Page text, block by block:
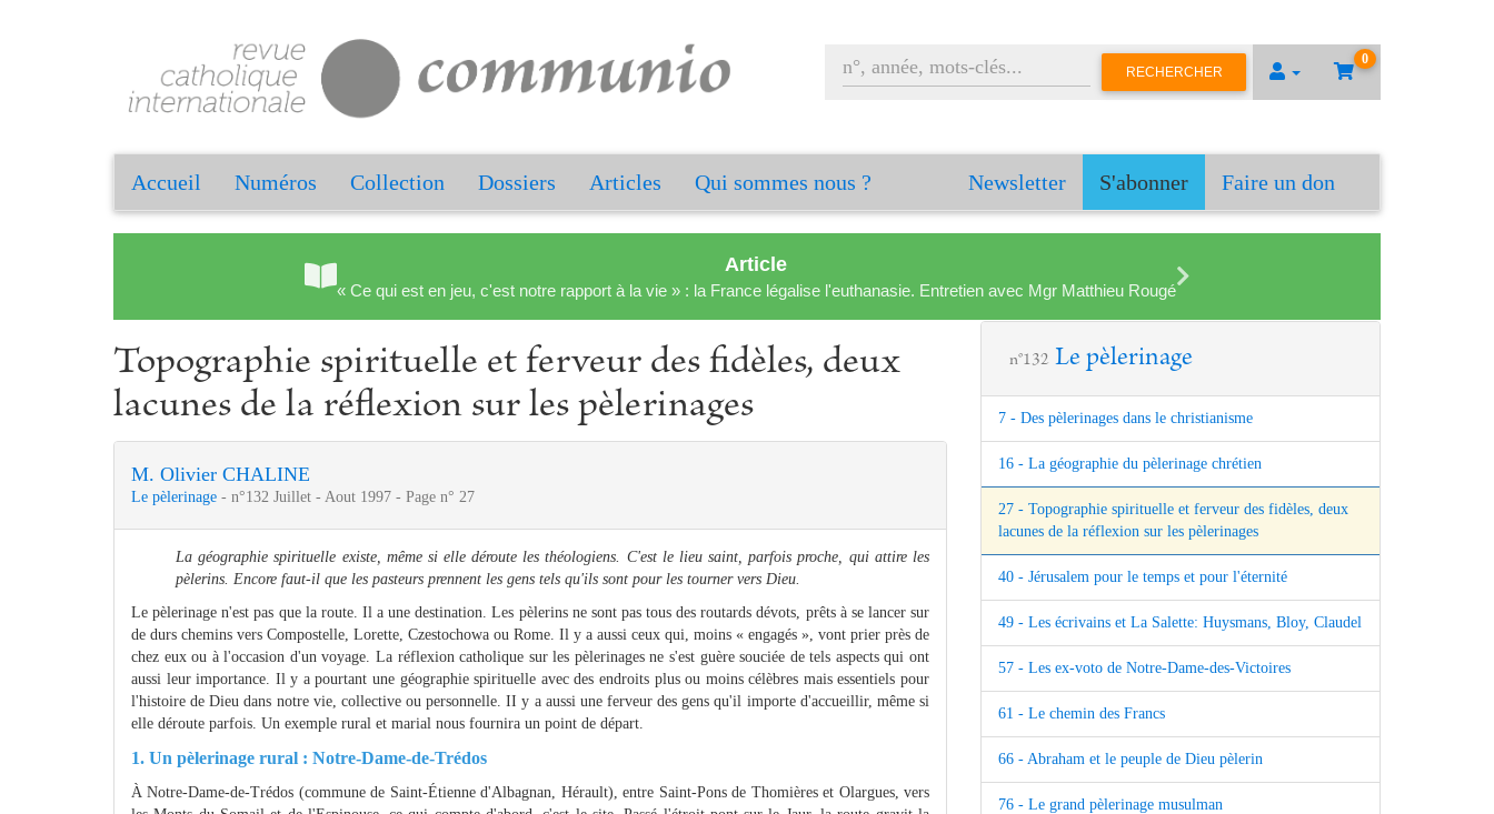
0
RECHERCHER
Accueil Numéros Collection Dossiers Articles Qui sommes nous ? Newsletter S'abonner Faire un don
Article
« Ce qui est en jeu, c'est notre rapport à la vie » : la France légalise l'euthanasie. Entretien avec Mgr Matthieu Rougé
Topographie spirituelle et ferveur des fidèles, deux
lacunes de la réflexion sur les pèlerinages
M. Olivier CHALINE
Le pèlerinage - n°132 Juillet - Aout 1997 - Page n° 27
La géographie spirituelle existe, même si elle déroute les théologiens. C'est le lieu saint, parfois proche, qui attire les
pèlerins. Encore faut-il que les pasteurs prennent les gens tels qu'ils sont pour les tourner vers Dieu.
Le pèlerinage n'est pas que la route. Il a une destination. Les pèlerins ne sont pas tous des routards dévots, prêts à se lancer sur
de durs chemins vers Compostelle, Lorette, Czestochowa ou Rome. Il y a aussi ceux qui, moins « engagés », vont prier près de
chez eux ou à l'occasion d'un voyage. La réflexion catholique sur les pèlerinages ne s'est guère souciée de tels aspects qui ont
aussi leur importance. Il y a pourtant une géographie spirituelle avec des endroits plus ou moins célèbres mais essentiels pour
l'histoire de Dieu dans notre vie, collective ou personnelle. II y a aussi une ferveur des gens qu'il importe d'accueillir, même si
elle déroute parfois. Un exemple rural et marial nous fournira un point de départ.
1. Un pèlerinage rural : Notre-Dame-de-Trédos
À Notre-Dame-de-Trédos (commune de Saint-Étienne d'Albagnan, Hérault), entre Saint-Pons de Thomières et Olargues, vers
n°132 Le pèlerinage
7 - Des pèlerinages dans le christianisme
16 - La géographie du pèlerinage chrétien
27 - Topographie spirituelle et ferveur des fidèles, deux
lacunes de la réflexion sur les pèlerinages
40 - Jérusalem pour le temps et pour l'éternité
49 - Les écrivains et La Salette: Huysmans, Bloy, Claudel
57 - Les ex-voto de Notre-Dame-des-Victoires
61 - Le chemin des Francs
66 - Abraham et le peuple de Dieu pèlerin
76 - Le grand pèlerinage musulman